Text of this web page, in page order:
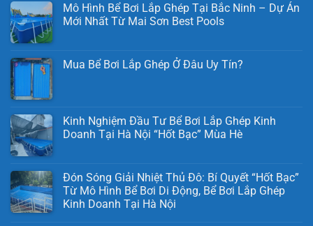
Mô Hình Bể Bơi Lắp Ghép Tại Bắc Ninh – Dự Án
Mới Nhất Từ Mai Sơn Best Pools
Mua Bể Bơi Lắp Ghép Ở Đâu Uy Tín?
Kinh Nghiệm Đầu Tư Bể Bơi Lắp Ghép Kinh
Doanh Tại Hà Nội “Hốt Bạc” Mùa Hè
Đón Sóng Giải Nhiệt Thủ Đô: Bí Quyết “Hốt Bạc”
Từ Mô Hình Bể Bơi Di Động, Bể Bơi Lắp Ghép
Kinh Doanh Tại Hà Nội